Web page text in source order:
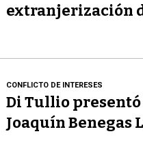
extranjerización
CONFLICTO DE INTERESES
Di Tullio
Joaquín Benegas